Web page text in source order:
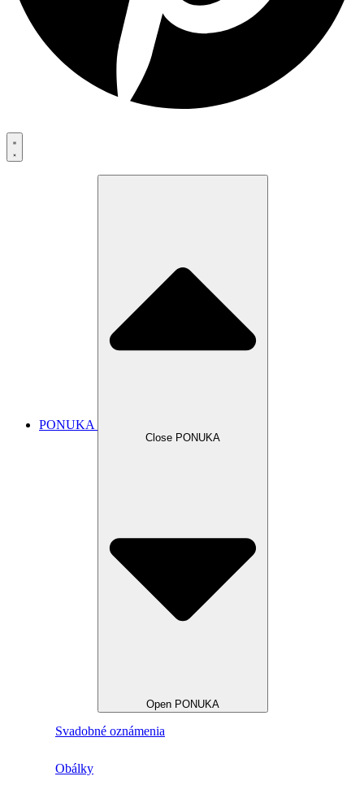
PONUKA
Close PONUKA
Open PONUKA
Svadobné oznámenia
Obálky